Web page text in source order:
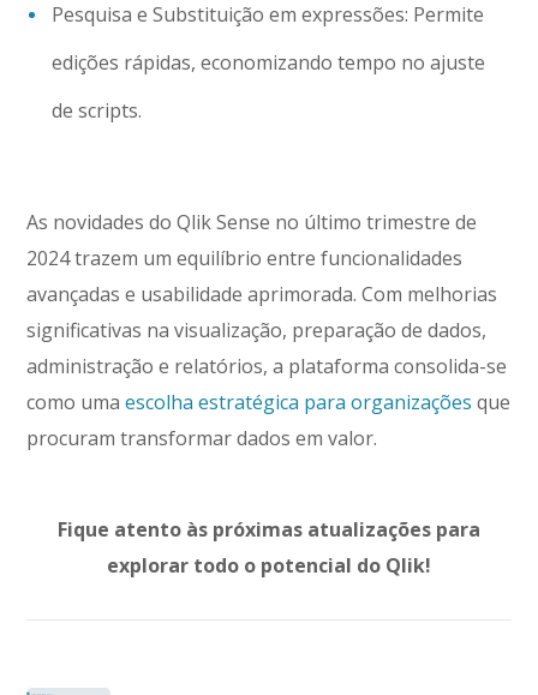
Pesquisa e Substituição em expressões: Permite
edições rápidas, economizando tempo no ajuste
de scripts.
As novidades do Qlik Sense no último trimestre de
2024 trazem um equilíbrio entre funcionalidades
avançadas e usabilidade aprimorada. Com melhorias
significativas na visualização, preparação de dados,
administração e relatórios, a plataforma consolida-se
como umaescolha estratégica para organizações que
procuram transformar dados em valor.
Fique atento às próximas atualizações para
explorar todo o potencial do Qlik!